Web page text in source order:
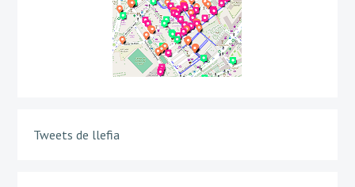
Tweets de llefia